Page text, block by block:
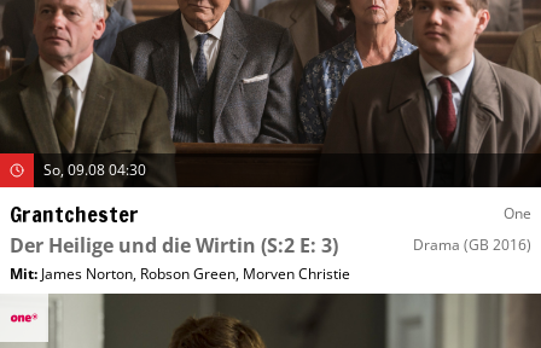
So, 09.08 04:30
Grantchester One
Der Heilige und die Wirtin (S:2 E: 3) Drama (GB 2016)
Mit: James Norton, Robson Green, Morven Christie